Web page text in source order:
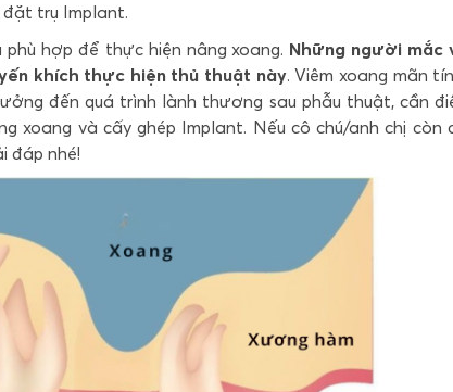
đặt trụ Implant.
hợp để thực hiện nâng xoang. Những người mắc
khích thực hiện thủ thuật này. Viêm xoang mãn
đến quá trình lành thương sau phẫu thuật, cần
xoang và cấy ghép Implant. Nếu cô chú/anh chị còn
đáp nhé!